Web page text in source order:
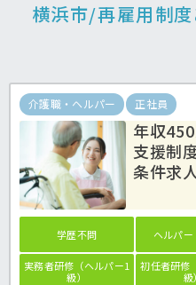
横浜市/再雇用制度
介護職・ヘルパー 正社員
年収
支援制
条件求
学歴不問 ヘルパ
実務者研修（ヘルパー1
級）
初任者研修
級）